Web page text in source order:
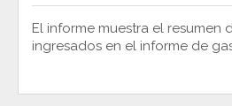
El informe muestra el resumen
ingresados en el informe de